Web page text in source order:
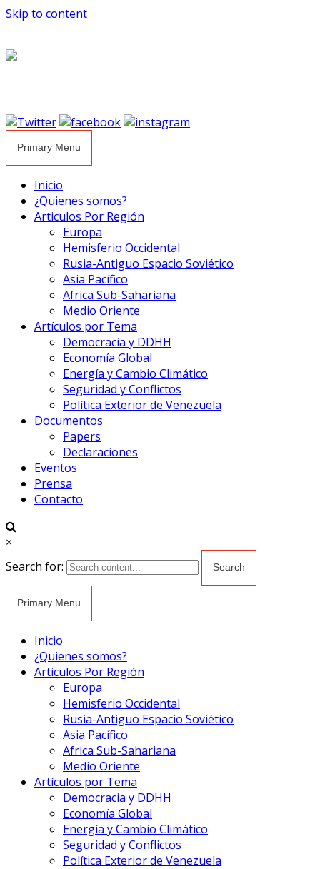
Skip to content
Primary Menu
Inicio
¿Quienes somos?
Articulos Por Región
Europa
Hemisferio Occidental
Rusia-Antiguo Espacio Soviético
Asia Pacífico
Africa Sub-Sahariana
Medio Oriente
Artículos por Tema
Democracia y DDHH
Economía Global
Energía y Cambio Climático
Seguridad y Conflictos
Política Exterior de Venezuela
Documentos
Papers
Declaraciones
Eventos
Prensa
Contacto
×
Search for:
Primary Menu
Inicio
¿Quienes somos?
Articulos Por Región
Europa
Hemisferio Occidental
Rusia-Antiguo Espacio Soviético
Asia Pacífico
Africa Sub-Sahariana
Medio Oriente
Artículos por Tema
Democracia y DDHH
Economía Global
Energía y Cambio Climático
Seguridad y Conflictos
Política Exterior de Venezuela